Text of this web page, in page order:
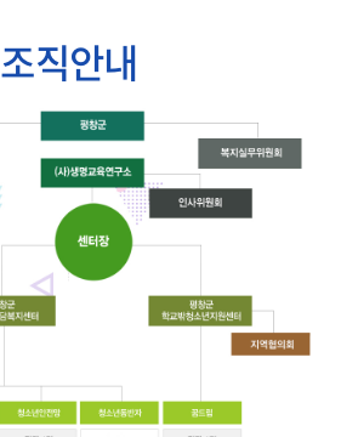
조직안내